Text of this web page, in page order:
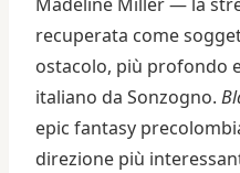
Madeline Miller — la
recuperata come
ostacolo, più profondo
italiano da Sonzogno.
epic fantasy
direzione più